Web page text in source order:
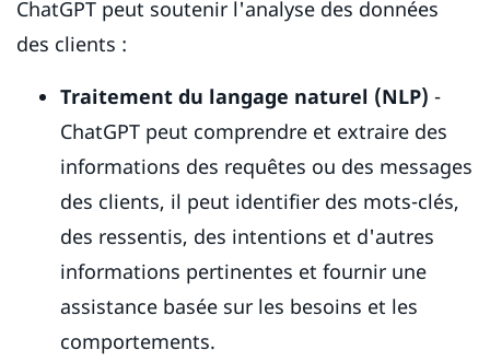
ChatGPT peut soutenir l'analyse des données
des clients :
Traitement du langage naturel (NLP) -
ChatGPT peut comprendre et extraire des
informations des requêtes ou des messages
des clients, il peut identifier des mots-clés,
des ressentis, des intentions et d'autres
informations pertinentes et fournir une
assistance basée sur les besoins et les
comportements.